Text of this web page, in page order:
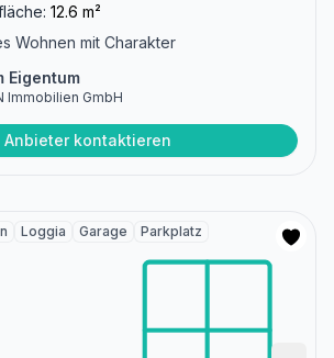
12.6 m²
Wohnen mit Charakter
Eigentum
Immobilien GmbH
Anbieter kontaktieren
Loggia Garage
Parkplatz